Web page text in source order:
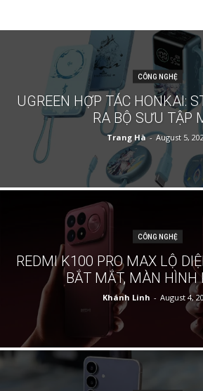
CÔNG NGHỆ
UGREEN HỢP TÁC HONKAI:
RA BỘ SƯU TẬP
Trang Hà - August 5,
CÔNG NGHỆ
REDMI K100 PRO MAX LỘ
BẮT MẮT, MÀN HÌNH
Khánh Linh - August 4,